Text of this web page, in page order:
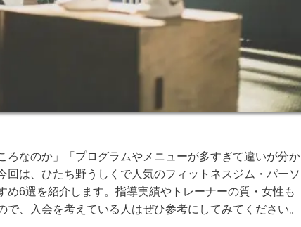
ろなのか」「プログラムやメニューが多すぎて違いが分か
回は、ひたち野うしくで人気のフィットネスジム・パーソ
6選を紹介します。指導実績やトレーナーの質・女性も
、入会を考えている人はぜひ参考にしてみてください。